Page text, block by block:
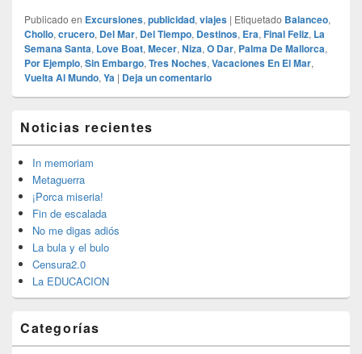
Publicado en Excursiones, publicidad, viajes | Etiquetado Balanceo,
Chollo, crucero, Del Mar, Del Tiempo, Destinos, Era, Final Feliz, La
Semana Santa, Love Boat, Mecer, Niza, O Dar, Palma De Mallorca,
Por Ejemplo, Sin Embargo, Tres Noches, Vacaciones En El Mar,
Vuelta Al Mundo, Ya | Deja un comentario
área
de
widget
barra
lateral
primaria
Noticias recientes
In memoriam
Metaguerra
¡Porca miseria!
Fin de escalada
No me digas adiós
La bula y el bulo
Censura2.0
La EDUCACION
Categorías